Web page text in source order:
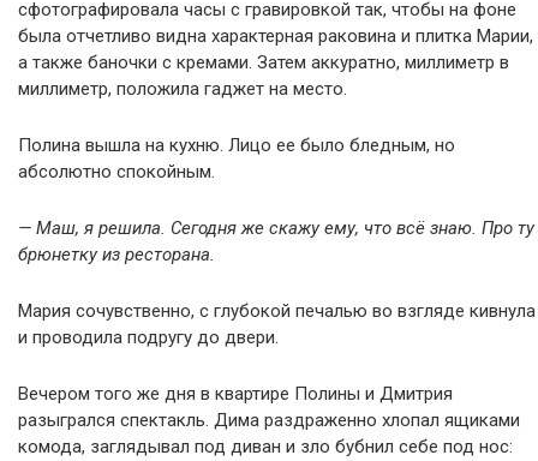
сфотографировала часы с гравировкой так, чтобы на фоне
была отчетливо видна характерная раковина и плитка Марии,
а также баночки с кремами. Затем аккуратно, миллиметр в
миллиметр, положила гаджет на место.
Полина вышла на кухню. Лицо ее было бледным, но
абсолютно спокойным.
— Маш, я решила. Сегодня же скажу ему, что всё знаю. Про ту
брюнетку из ресторана.
Мария сочувственно, с глубокой печалью во взгляде кивнула
и проводила подругу до двери.
Вечером того же дня в квартире Полины и Дмитрия
разыгрался спектакль. Дима раздраженно хлопал ящиками
комода, заглядывал под диван и зло бубнил себе под нос: